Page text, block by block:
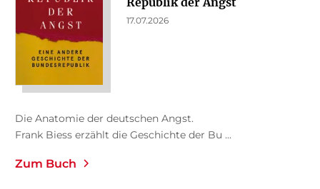
17.07.2026
Die Anatomie der deutschen Angst.
Frank Biess erzählt die Geschichte der Bu ...
Zum Buch